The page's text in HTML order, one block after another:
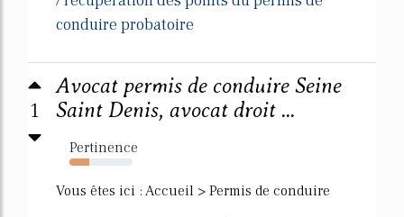
conduire probatoire
1
Avocat permis de conduire Seine
Saint Denis, avocat droit ...
Pertinence
31%
Vous êtes ici : Accueil > Permis de conduire